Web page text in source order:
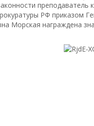
РФ приказом
Морская награждена